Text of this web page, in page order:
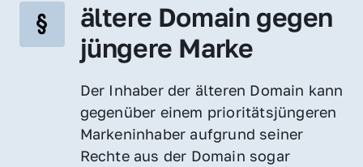
ältere Domain gegen
jüngere Marke
Der Inhaber der älteren Domain kann
gegenüber einem prioritätsjüngeren
Markeninhaber aufgrund seiner
Rechte aus der Domain sogar